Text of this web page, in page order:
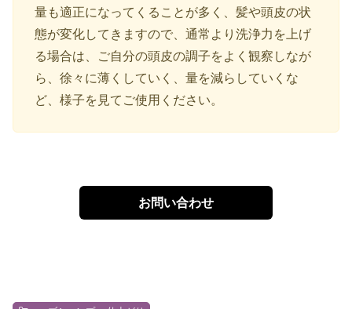
量も適正になってくることが多く、髪や頭皮の状
態が変化してきますので、通常より洗浄力を上げ
る場合は、ご自分の頭皮の調子をよく観察しなが
ら、徐々に薄くしていく、量を減らしていくな
ど、様子を見てご使用ください。
お問い合わせ